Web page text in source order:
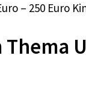
– 250 Euro
Thema